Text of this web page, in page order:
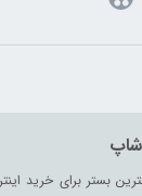
شاپ
بستر برای خرید